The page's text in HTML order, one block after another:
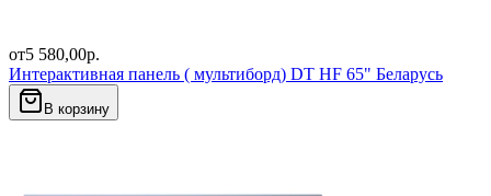
от5 580,00р.
Интерактивная панель ( мультиборд) DT HF 65" Беларусь
В корзину